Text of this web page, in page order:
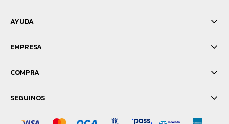
AYUDA
EMPRESA
COMPRA
SEGUINOS